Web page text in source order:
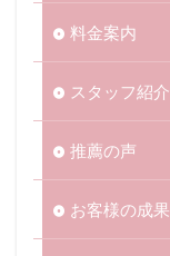
料金案内
スタッフ紹介
推薦の声
お客様の成果